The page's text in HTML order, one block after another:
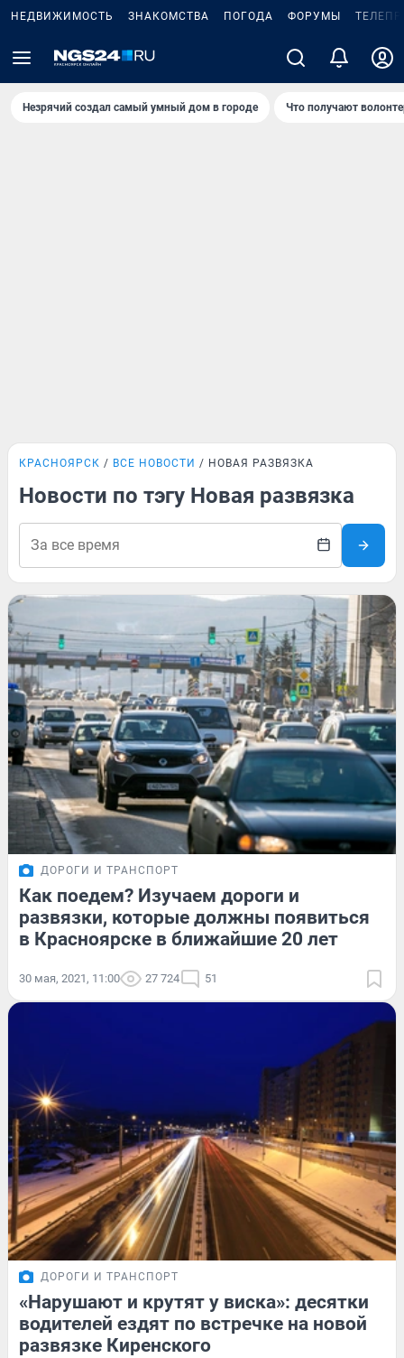
НЕДВИЖИМОСТЬ ЗНАКОМСТВА ПОГОДА ФОРУМЫ
Незрячий создал самый умный дом в городе Что получают
КРАСНОЯРСК ВСЕ НОВОСТИ НОВАЯ РАЗВЯЗКА
Новости по тэгу Новая развязка
ДОРОГИ И ТРАНСПОРТ
Как поедем? Изучаем дороги и
развязки, которые должны появиться
в Красноярске в ближайшие 20 лет
30 мая, 2021, 11:00 27 724 51
ДОРОГИ И ТРАНСПОРТ
«Нарушают и крутят у виска»: десятки
водителей ездят по встречке на новой
развязке Киренского